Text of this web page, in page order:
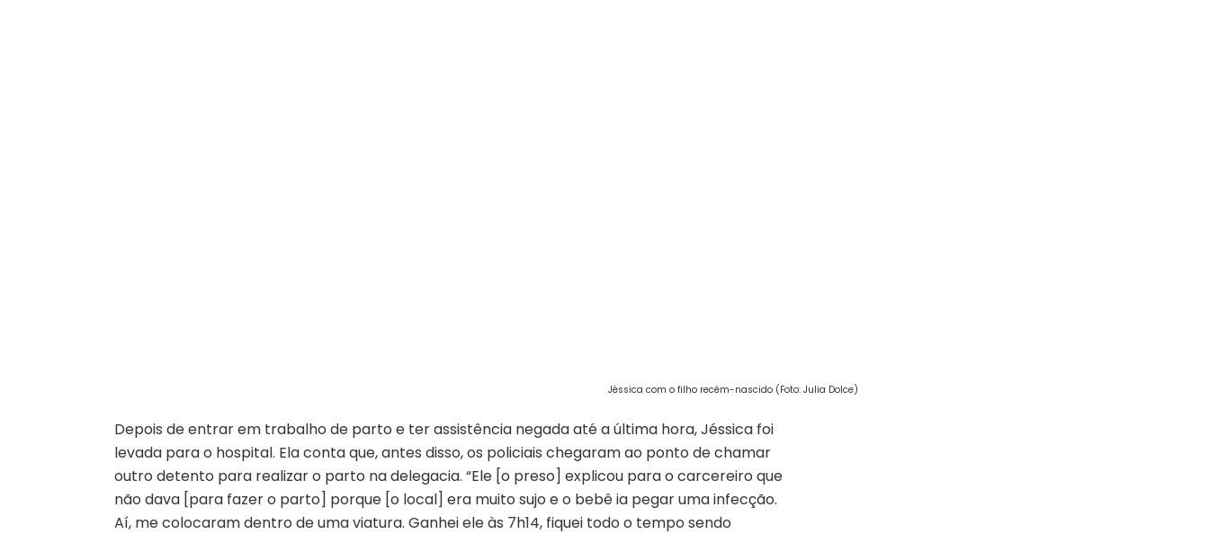
Jéssica com o filho recém-nascido (Foto: Julia Dolce)
Depois de entrar em trabalho de parto e ter assistência negada até a última hora, Jéssica foi
levada para o hospital. Ela conta que, antes disso, os policiais chegaram ao ponto de chamar
outro detento para realizar o parto na delegacia. “Ele [o preso] explicou para o carcereiro que
não dava [para fazer o parto] porque [o local] era muito sujo e o bebê ia pegar uma infecção.
Aí, me colocaram dentro de uma viatura. Ganhei ele às 7h14, fiquei todo o tempo sendo